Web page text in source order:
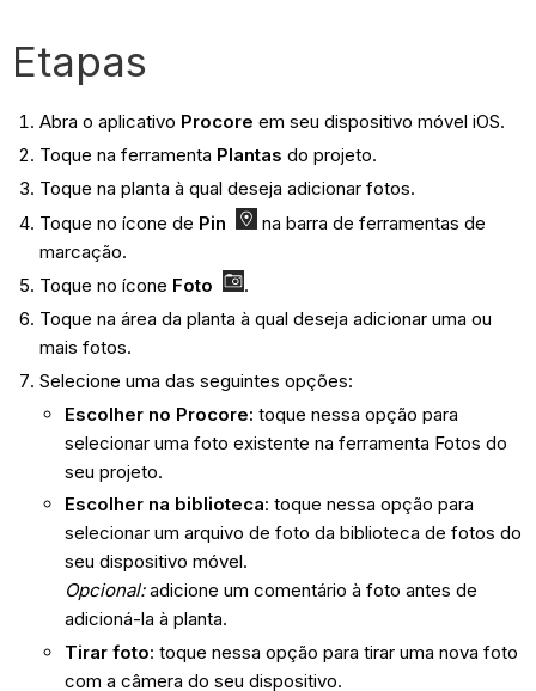
Etapas
Abra o aplicativo Procore em seu dispositivo móvel iOS.
Toque na ferramenta Plantas do projeto.
Toque na planta à qual deseja adicionar fotos.
Toque no ícone de Pin
na barra de ferramentas de
marcação.
Toque no ícone Foto
.
Toque na área da planta à qual deseja adicionar uma ou
mais fotos.
Selecione uma das seguintes opções:
Escolher no Procore: toque nessa opção para
selecionar uma foto existente na ferramenta Fotos do
seu projeto.
Escolher na biblioteca: toque nessa opção para
selecionar um arquivo de foto da biblioteca de fotos do
seu dispositivo móvel.
Opcional:adicione um comentário à foto antes de
adicioná-la à planta.
Tirar foto: toque nessa opção para tirar uma nova foto
com a câmera do seu dispositivo.